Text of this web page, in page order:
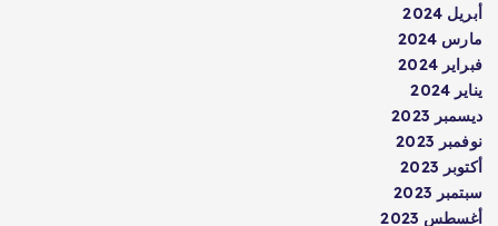
أبريل 2024
مارس 2024
فبراير 2024
يناير 2024
ديسمبر 2023
نوفمبر 2023
أكتوبر 2023
سبتمبر 2023
أغسطس 2023